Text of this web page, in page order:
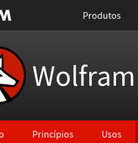
Produtos
Princípios Usos